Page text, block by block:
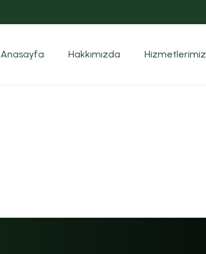
Anasayfa Hakkımızda Hizmetlerimiz